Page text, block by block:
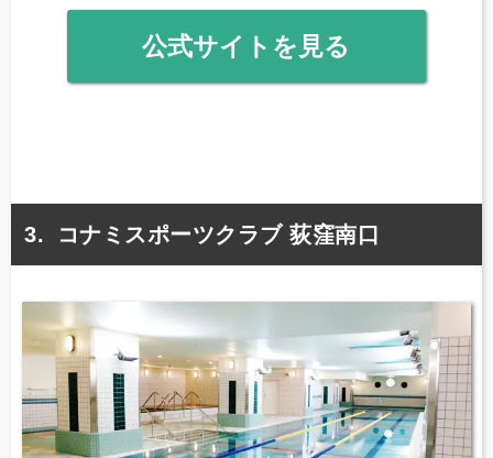
公式サイトを見る
コナミスポーツクラブ 荻窪南口